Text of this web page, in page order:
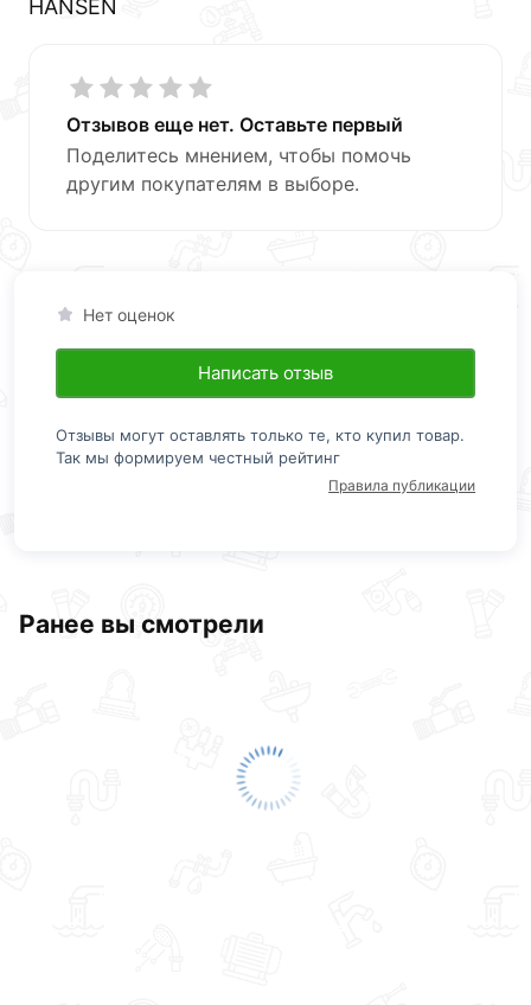
кнопку«Быстрый заказ»
Условия доставки и цены на товар 1010 Лейка для
душа 10*23см (1-функций) HANSEN действительны в
Москве и области.
Наши профессиональные менеджеры обработают
описанием, характеристиками и отзывами.
Данний товар от производителясертифицирован,
соответствует всем стандартам качества. Возврат
купленного товарa в течение 30 дней (наличие чека
обязательно).
HANSEN
Отзывов еще нет. Оставьте первый
Поделитесь мнением, чтобы помочь
другим покупателям в выборе.
Нет оценок
Написать отзыв
Отзывы могут оставлять только те, кто купил товар.
Так мы формируем честный рейтинг
Правила публикации
Ранее вы смотрели